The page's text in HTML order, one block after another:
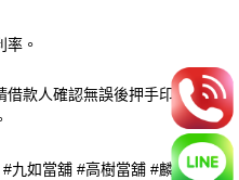
。
款人確認無誤後押手印，當場